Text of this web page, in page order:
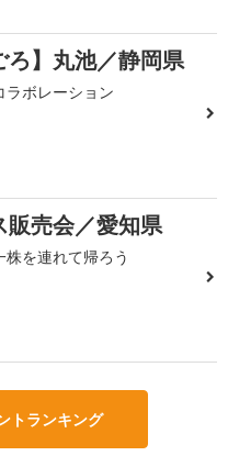
ろ】丸池／静岡県
ラボレーション
販売会／愛知県
を連れて帰ろう
トランキング